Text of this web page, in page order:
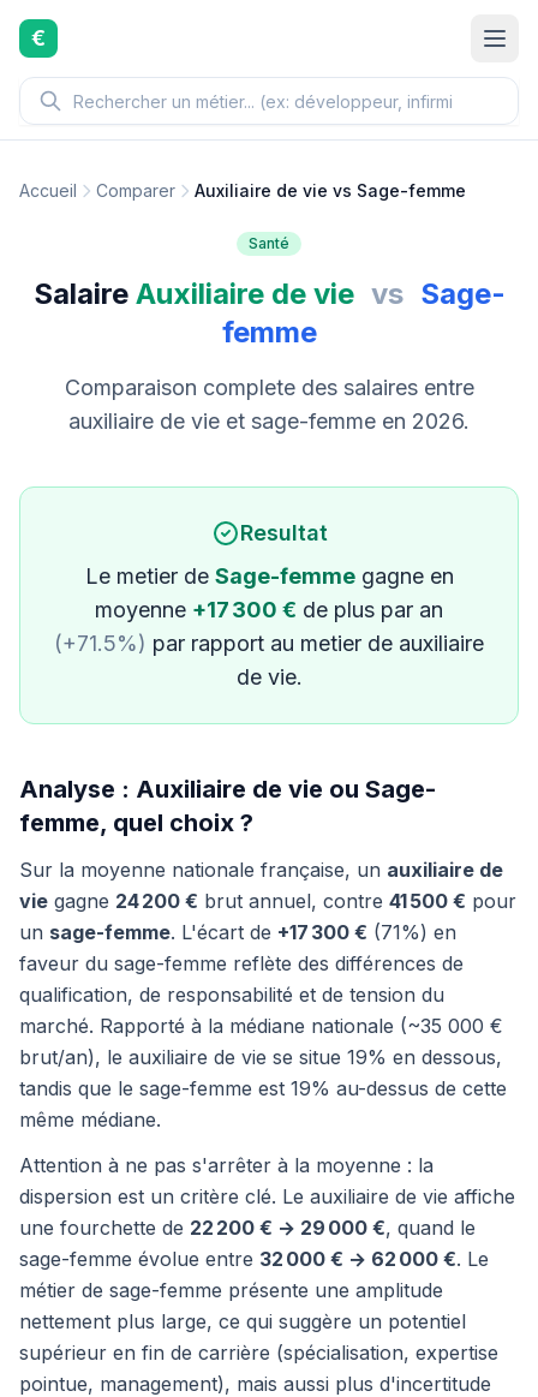
Aller au contenu principal
€
Accueil Comparer Auxiliaire de vie vs Sage-femme
Santé
Salaire Auxiliaire de vie vs Sage-
femme
Comparaison complete des salaires entre
auxiliaire de vie et sage-femme en 2026.
Resultat
Le metier de Sage-femmegagne en
moyenne +17 300 € de plus par an
(+71.5%) par rapport au metier de auxiliaire
de vie.
Analyse : Auxiliaire de vie ou Sage-
femme, quel choix ?
Sur la moyenne nationale française, un auxiliaire de
vie gagne 24 200 € brut annuel, contre 41 500 € pour
un sage-femme. L'écart de +17 300 € (71%) en
faveur du sage-femme reflète des différences de
qualification, de responsabilité et de tension du
marché. Rapporté à la médiane nationale (~35 000 €
brut/an), le auxiliaire de vie se situe 19% en dessous,
tandis que le sage-femme est 19% au-dessus de cette
même médiane.
Attention à ne pas s'arrêter à la moyenne : la
dispersion est un critère clé. Le auxiliaire de vie affiche
une fourchette de 22 200 € → 29 000 €, quand le
sage-femme évolue entre 32 000 € → 62 000 €. Le
métier de sage-femme présente une amplitude
nettement plus large, ce qui suggère un potentiel
supérieur en fin de carrière (spécialisation, expertise
pointue, management), mais aussi plus d'incertitude